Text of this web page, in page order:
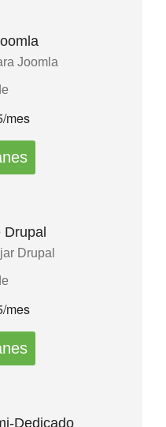
Joomla
mes
Drupal
mes
Dedicado